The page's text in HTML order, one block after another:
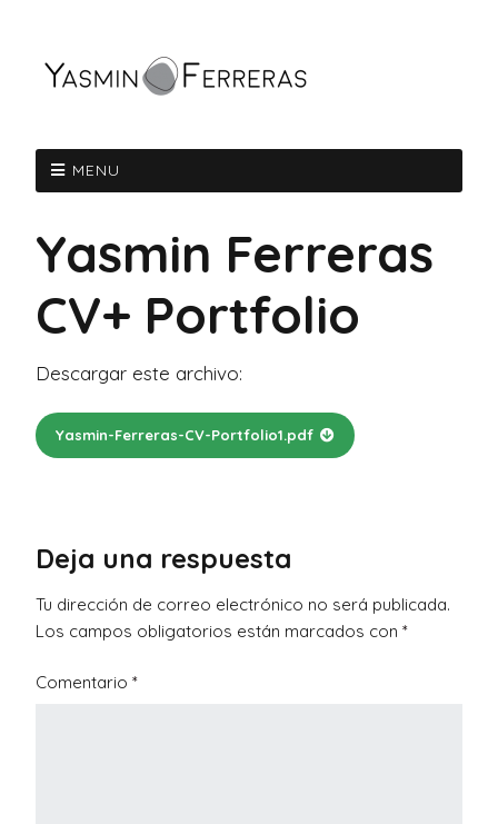
MENU
Yasmin Ferreras
CV+ Portfolio
Descargar este archivo:
Yasmin-Ferreras-CV-Portfolio1.pdf
Deja una respuesta
Tu dirección de correo electrónico no será publicada.
Los campos obligatorios están marcados con *
Comentario *